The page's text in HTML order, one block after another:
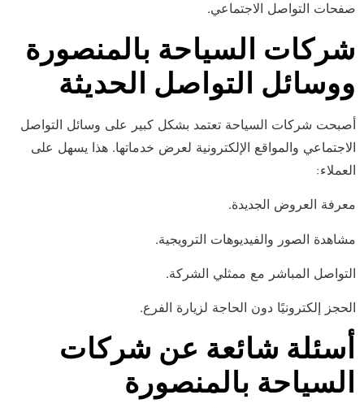
صفحات التواصل الاجتماعي.
شركات السياحة بالمنصورة
ووسائل التواصل الحديثة
أصبحت شركات السياحة تعتمد بشكل كبير على وسائل التواصل
الاجتماعي والمواقع الإلكترونية لعرض خدماتها. هذا يسهل على
العملاء:
معرفة العروض الجديدة.
مشاهدة الصور والفيديوهات الترويجية.
التواصل المباشر مع ممثلي الشركة.
الحجز إلكترونيًا دون الحاجة لزيارة الفرع.
أسئلة شائعة عن شركات
السياحة بالمنصورة